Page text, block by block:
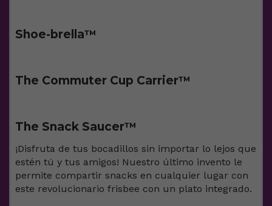
Shoe-brella™️
The Commuter Cup Carrier™️
The Snack Saucer™️
¡Disfruta de tus bocadillos sin importar lo lejos que
estén tú y tus amigos! Nuestro último invento le
permite compartir snacks en cualquier lugar con
este revolucionario frisbee con un plato integrado.